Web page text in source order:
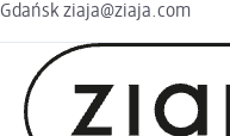
Gdańsk ziaja@ziaja.com